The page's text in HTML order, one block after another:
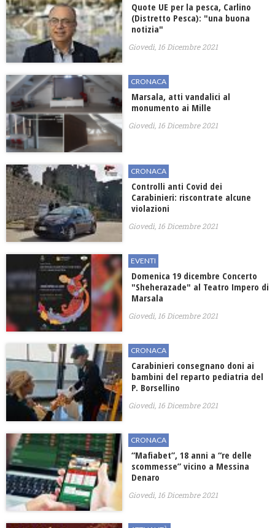
Quote UE per la pesca, Carlino
(Distretto Pesca): "una buona
notizia"
Giovedì, 16 Dicembre 2021
CRONACA
Marsala, atti vandalici al
monumento ai Mille
Giovedì, 16 Dicembre 2021
CRONACA
Controlli anti Covid dei
Carabinieri: riscontrate alcune
violazioni
Giovedì, 16 Dicembre 2021
EVENTI
Domenica 19 dicembre Concerto
"Sheherazade" al Teatro Impero di
Marsala
Giovedì, 16 Dicembre 2021
CRONACA
Carabinieri consegnano doni ai
bambini del reparto pediatria del
P. Borsellino
Giovedì, 16 Dicembre 2021
CRONACA
“Mafiabet”, 18 anni a “re delle
scommesse” vicino a Messina
Denaro
Giovedì, 16 Dicembre 2021